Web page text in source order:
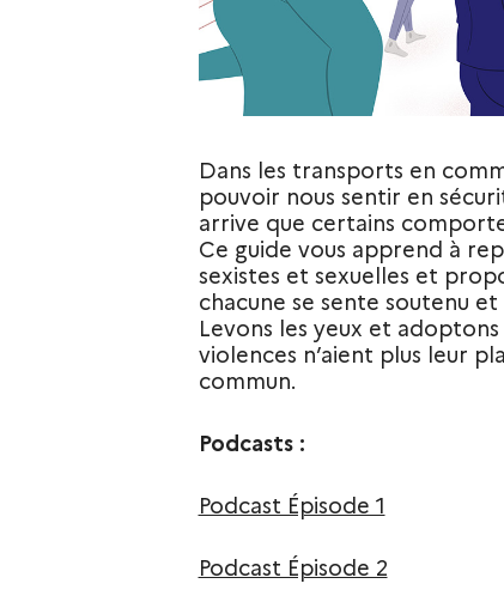
Dans les transports en
pouvoir nous sentir en
arrive que certains
Ce guide vous apprend à
sexistes et sexuelles et
chacune se sente soutenu
Levons les yeux et
violences n’aient plus leur
commun.
Podcasts :
Podcast Épisode 1
Podcast Épisode 2